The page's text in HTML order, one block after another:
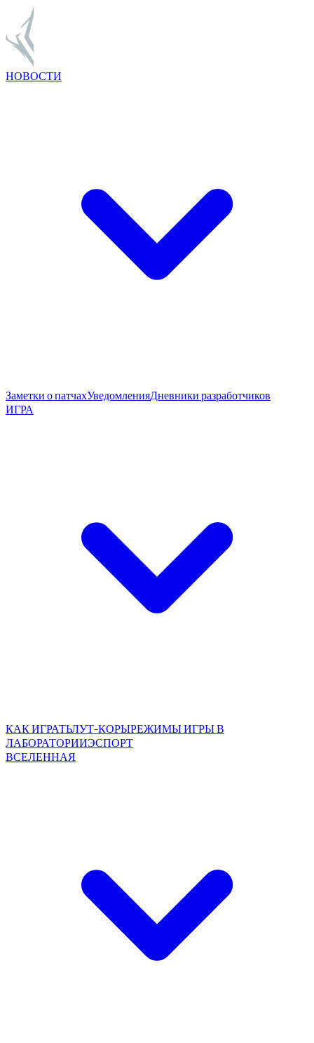
НОВОСТИ
Заметки о патчахУведомленияДневники разработчиков
ИГРА
КАК ИГРАТЬЛУТ-КОРЫРЕЖИМЫ ИГРЫ В
ЛАБОРАТОРИИЭСПОРТ
ВСЕЛЕННАЯ